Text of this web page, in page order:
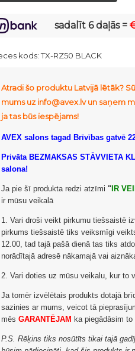
sadalīt 6 daļās =
kods:TX-RZ50 BLACK
Atradi šo produktu Latvijā lētāk?
mums uz info@avex.lv un saņem
ja tas būs iespējams!
AVEX salons tagad Brīvības gatvē
Privāta BEZMAKSAS STĀVVIETA
salona!
Ja pie šī produkta redzi atzīmi " IR
ir mūsu veikalā
1. Vari droši veikt pirkumu tiešsaistē
pirkums tiešsaistē tiks veiksmīgi
12.00, tad tajā pašā dienā tas tiks
norādītajā adresē nākamajā vai
2. Vari doties uz mūsu veikalu, kur to
Ja tomēr izvēlētais produkts dotajā
sazinies ar mums, veicot tā
mēsGARANTĒJAM ka piegādāsim
P.S. Rēķins tiks nosūtīts tikai tajā